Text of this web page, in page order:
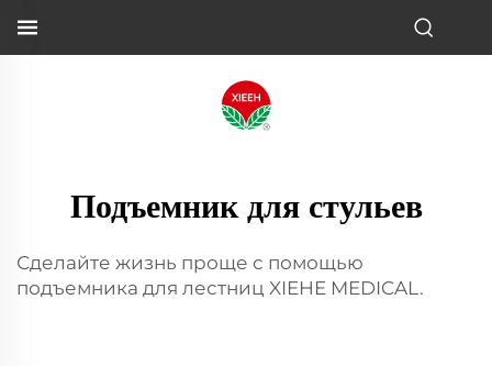
Подъемник для стульев
Сделайте жизнь проще с помощью
подъемника для лестниц XIEHE MEDICAL.